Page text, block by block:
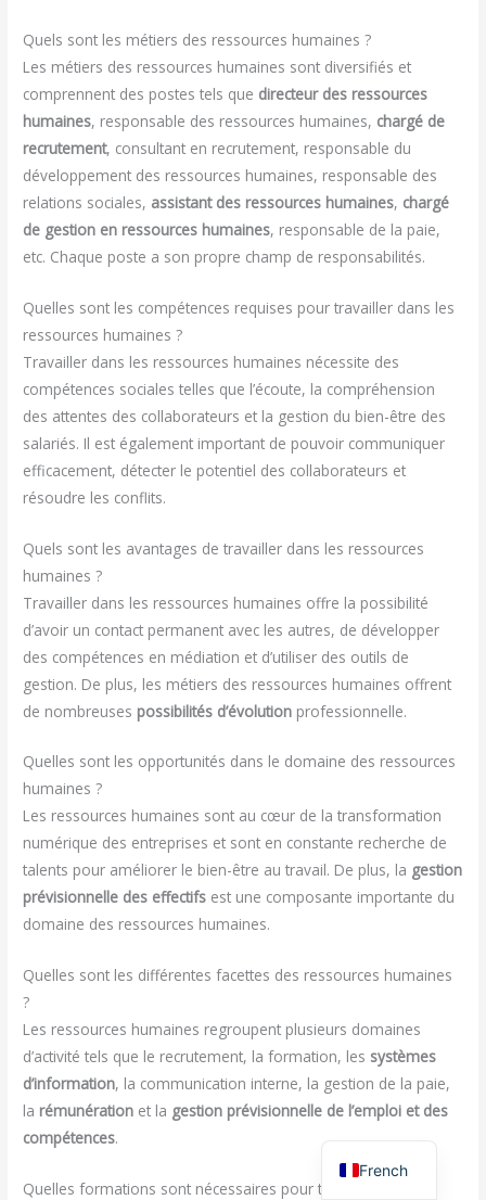
Quels sont les métiers des ressources humaines ?
Les métiers des ressources humaines sont diversifiés et
comprennent des postes tels que directeur des ressources
humaines, responsable des ressources humaines, chargé de
recrutement, consultant en recrutement, responsable du
développement des ressources humaines, responsable des
relations sociales, assistant des ressources humaines, chargé
de gestion en ressources humaines, responsable de la paie,
etc. Chaque poste a son propre champ de responsabilités.
Quelles sont les compétences requises pour travailler dans les
ressources humaines ?
Travailler dans les ressources humaines nécessite des
compétences sociales telles que l’écoute, la compréhension
des attentes des collaborateurs et la gestion du bien-être des
salariés. Il est également important de pouvoir communiquer
efficacement, détecter le potentiel des collaborateurs et
résoudre les conflits.
Quels sont les avantages de travailler dans les ressources
humaines ?
Travailler dans les ressources humaines offre la possibilité
d’avoir un contact permanent avec les autres, de développer
des compétences en médiation et d’utiliser des outils de
gestion. De plus, les métiers des ressources humaines offrent
de nombreuses possibilités d’évolution professionnelle.
Quelles sont les opportunités dans le domaine des ressources
humaines ?
Les ressources humaines sont au cœur de la transformation
numérique des entreprises et sont en constante recherche de
talents pour améliorer le bien-être au travail. De plus, la gestion
prévisionnelle des effectifs est une composante importante du
domaine des ressources humaines.
Quelles sont les différentes facettes des ressources humaines
?
Les ressources humaines regroupent plusieurs domaines
d’activité tels que le recrutement, la formation, les systèmes
d’information, la communication interne, la gestion de la paie,
la rémunération et la gestion prévisionnelle de l’emploi et des
compétences.
Quelles formations sont nécessaires pour travailler dans les
French